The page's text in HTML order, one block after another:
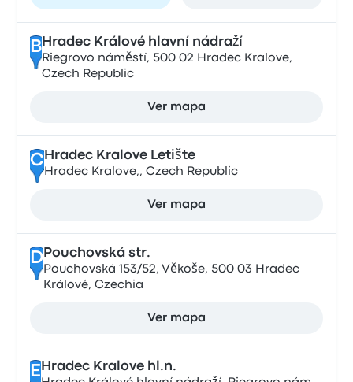
B Hradec Králové hlavní nádraží
Riegrovo náměstí, 500 02 Hradec Kralove,
Czech Republic
Ver mapa
CHradec Kralove Letište
Hradec Kralove,, Czech Republic
Ver mapa
DPouchovská str.
Pouchovská 153/52, Věkoše, 500 03 Hradec
Králové, Czechia
Ver mapa
E Hradec Kralove hl.n.